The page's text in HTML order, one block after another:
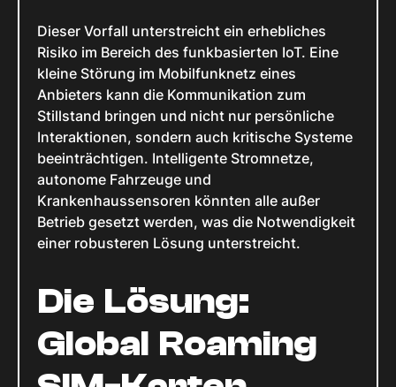
Dieser Vorfall unterstreicht ein erhebliches
Risiko im Bereich des funkbasierten IoT. Eine
kleine Störung im Mobilfunknetz eines
Anbieters kann die Kommunikation zum
Stillstand bringen und nicht nur persönliche
Interaktionen, sondern auch kritische Systeme
beeinträchtigen. Intelligente Stromnetze,
autonome Fahrzeuge und
Krankenhaussensoren könnten alle außer
Betrieb gesetzt werden, was die Notwendigkeit
einer robusteren Lösung unterstreicht.
Die Lösung:
Global Roaming